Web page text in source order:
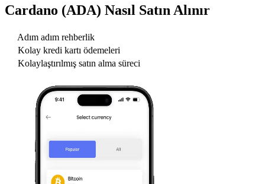
Cardano (ADA) Nasıl Satın Alınır
Adım adım rehberlik
Kolay kredi kartı ödemeleri
Kolaylaştırılmış satın alma süreci